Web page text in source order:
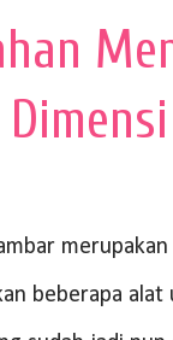
beberapa